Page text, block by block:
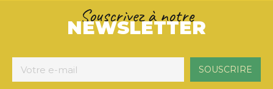
Souscrivez à notre
NEWSLETTER